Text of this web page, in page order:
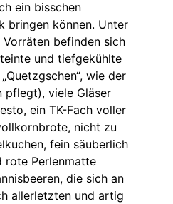
ein bisschen
bringen können. Unter
befinden sich
und tiefgekühlte
wie der
pflegt), viele Gläser
ein TK-Fach voller
nicht zu
fein säuberlich
rote Perlenmatte
die sich an
allerletzten und artig